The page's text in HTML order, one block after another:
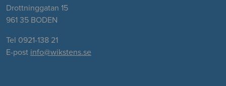
Drottninggatan 15
961 35 BODEN
Tel 0921-138 21
E-post info@wikstens.se